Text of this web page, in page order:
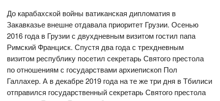
До карабахской войны ватиканская дипломатия в
Закавказье внешне отдавала приоритет Грузии. Осенью
2016 года в Грузии с двухдневным визитом гостил папа
Римский Франциск. Спустя два года с трехдневным
визитом республику посетил секретарь Святого престола
по отношениям с государствами архиепископ Пол
Галлахер. А в декабре 2019 года на те же три дня в Тбилиси
отправился государственный секретарь Святого престола